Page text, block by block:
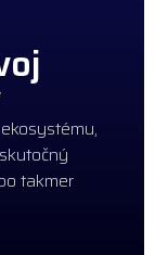
takmer